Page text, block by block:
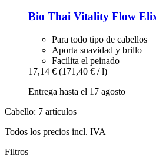
Bio Thai Vitality Flow
Para todo tipo de cabellos
Aporta suavidad y brillo
Facilita el peinado
17,14 € (171,40 € / l)
Entrega hasta el 17 agosto
Cabello: 7 artículos
Todos los precios incl. IVA
Filtros